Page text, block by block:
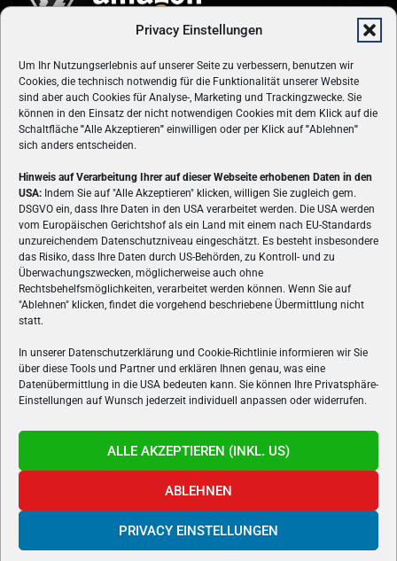
Privacy Einstellungen
Um Ihr Nutzungserlebnis auf unserer Seite zu verbessern, benutzen wir
Cookies, die technisch notwendig für die Funktionalität unserer Website
sind aber auch Cookies für Analyse-, Marketing und Trackingzwecke. Sie
können in den Einsatz der nicht notwendigen Cookies mit dem Klick auf die
Schaltfläche "Alle Akzeptieren" einwilligen oder per Klick auf"Ablehnen"
sich anders entscheiden.
Hinweis auf Verarbeitung Ihrer auf dieser Webseite erhobenen Daten in den
USA: Indem Sie auf "Alle Akzeptieren" klicken, willigen Sie zugleich gem.
DSGVO ein, dass Ihre Daten in den USA verarbeitet werden. Die USA werden
vom Europäischen Gerichtshof als ein Land mit einem nach EU-Standards
unzureichendem Datenschutzniveau eingeschätzt. Es besteht insbesondere
das Risiko, dass Ihre Daten durch US-Behörden, zu Kontroll- und zu
Überwachungszwecken, möglicherweise auch ohne
Rechtsbehelfsmöglichkeiten, verarbeitet werden können. Wenn Sie auf
"Ablehnen" klicken, findet die vorgehend beschriebene Übermittlung nicht
statt.
In unserer Datenschutzerklärung und Cookie-Richtlinie informieren wir Sie
über diese Tools und Partner und erklären Ihnen genau, was eine
Datenübermittlung in die USA bedeuten kann. Sie können Ihre Privatsphäre-
Einstellungen auf Wunsch jederzeit individuell anpassen oder widerrufen.
ALLE AKZEPTIEREN (INKL. US)
ABLEHNEN
PRIVACY EINSTELLUNGEN
ÜBER UNS
VON GAMERN, FÜR GAMER! Gamers.at ist das älteste Online-
Spielemagazin Österreichs und bringt täglich aktuelle News,
Reviews und Videos zu PC- und Konsolenspielen, Gaming-
Hardware und aus der Welt des e-Sport's.
FOLGE UNS
Gamers.at v6 © 1999-2024 All Rights Reserved -Kontakt|Impressum|